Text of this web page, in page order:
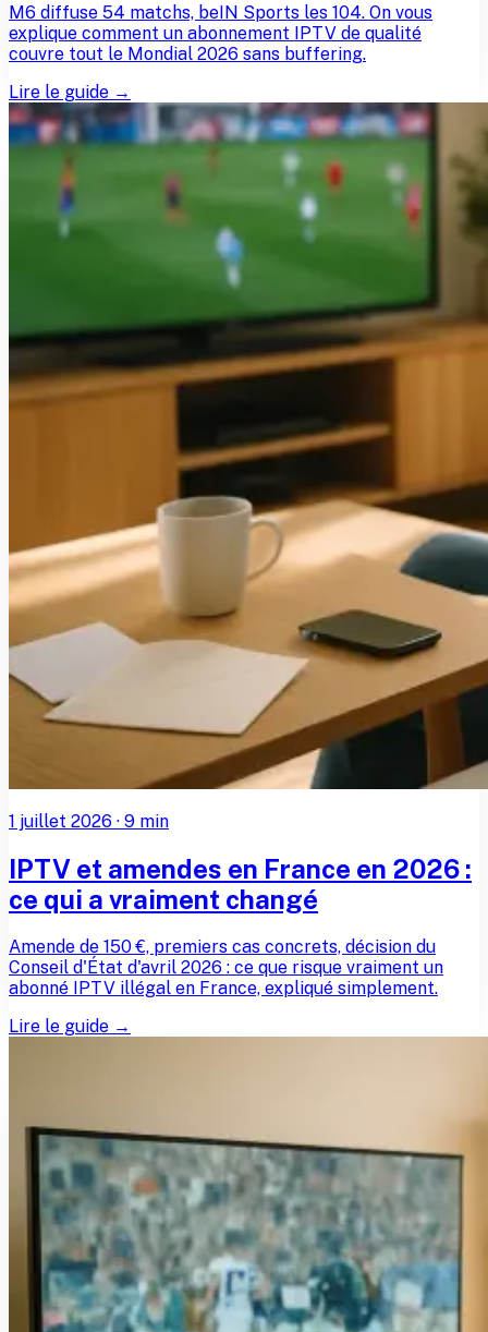
M6 diffuse 54 matchs, beIN Sports les 104. On vous
explique comment un abonnement IPTV de qualité
couvre tout le Mondial 2026 sans buffering.
Lire le guide →
1 juillet 2026 · 9 min
IPTV et amendes en France en 2026 :
ce qui a vraiment changé
Amende de 150 €, premiers cas concrets, décision du
Conseil d'État d'avril 2026 : ce que risque vraiment un
abonné IPTV illégal en France, expliqué simplement.
Lire le guide →